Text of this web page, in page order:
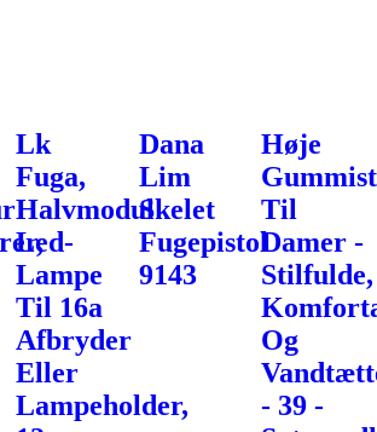
Lk
Fuga,
Halvmodul
Led-
Lampe
Til 16a
Afbryder
Eller
Lampeholder,
Dana
Lim
Skelet
Fugepistol
9143
Høje
Til
Damer -
Stilfulde,
Og
- 39 -